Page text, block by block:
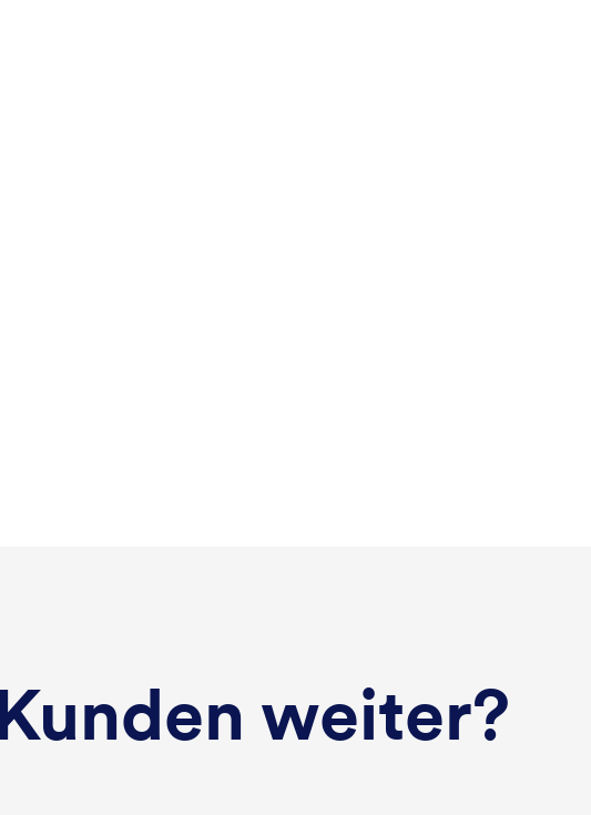
weiter?